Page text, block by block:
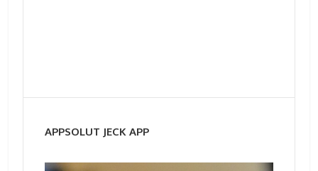
APPSOLUT JECK APP